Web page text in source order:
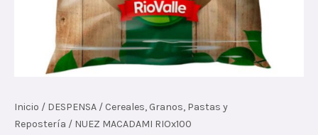
Inicio / DESPENSA / Cereales, Granos, Pastas y
Repostería / NUEZ MACADAMI RIOx100